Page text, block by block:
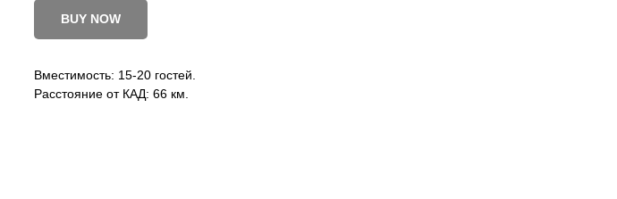
BUY NOW
Вместимость: 15-20 гостей.
Расстояние от КАД: 66 км.